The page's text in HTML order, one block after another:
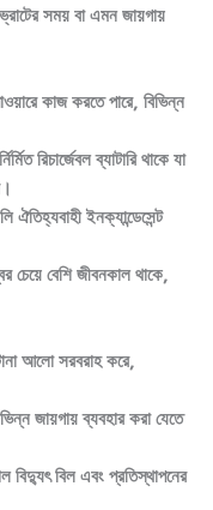
সময় বা এমন জায়গায়
কাজ করতে পারে, বিভিন্ন
রিচার্জেবল ব্যাটারি থাকে যা
ইনক্যান্ডেসেন্ট
চেয়ে বেশি জীবনকাল থাকে,
আলো সরবরাহ করে,
জায়গায় ব্যবহার করা যেতে
বিদ্যুৎ বিল এবং প্রতিস্থাপনের